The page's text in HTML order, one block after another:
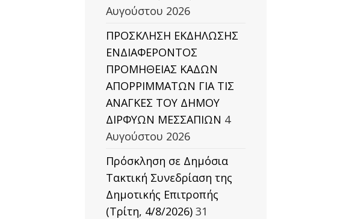
Αυγούστου 2026
ΠΡΟΣΚΛΗΣΗ ΕΚΔΗΛΩΣΗΣ
ΕΝΔΙΑΦΕΡΟΝΤΟΣ
ΠΡΟΜΗΘΕΙΑΣ ΚΑΔΩΝ
ΑΠΟΡΡΙΜΜΑΤΩΝ ΓΙΑ ΤΙΣ
ΑΝΑΓΚΕΣ ΤΟΥ ΔΗΜΟΥ
ΔΙΡΦΥΩΝ ΜΕΣΣΑΠΙΩΝ 4
Αυγούστου 2026
Πρόσκληση σε Δημόσια
Τακτική Συνεδρίαση της
Δημοτικής Επιτροπής
(Τρίτη, 4/8/2026) 31